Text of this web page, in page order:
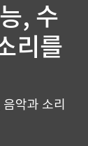
, 수
리를
악과 소리